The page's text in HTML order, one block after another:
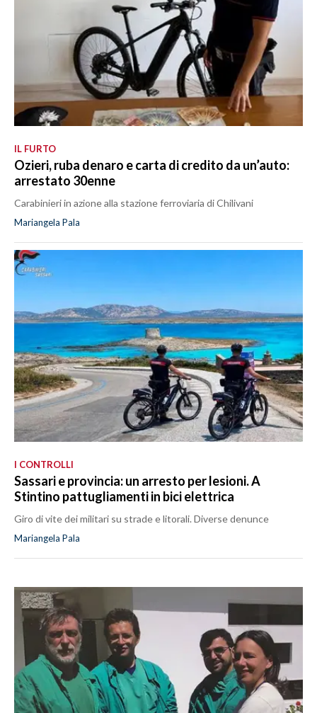
IL FURTO
Ozieri, ruba denaro e carta di credito da un’auto:
arrestato 30enne
Carabinieri in azione alla stazione ferroviaria di Chilivani
Mariangela Pala
I CONTROLLI
Sassari e provincia: un arresto per lesioni. A
Stintino pattugliamenti in bici elettrica
Giro di vite dei militari su strade e litorali. Diverse denunce
Mariangela Pala